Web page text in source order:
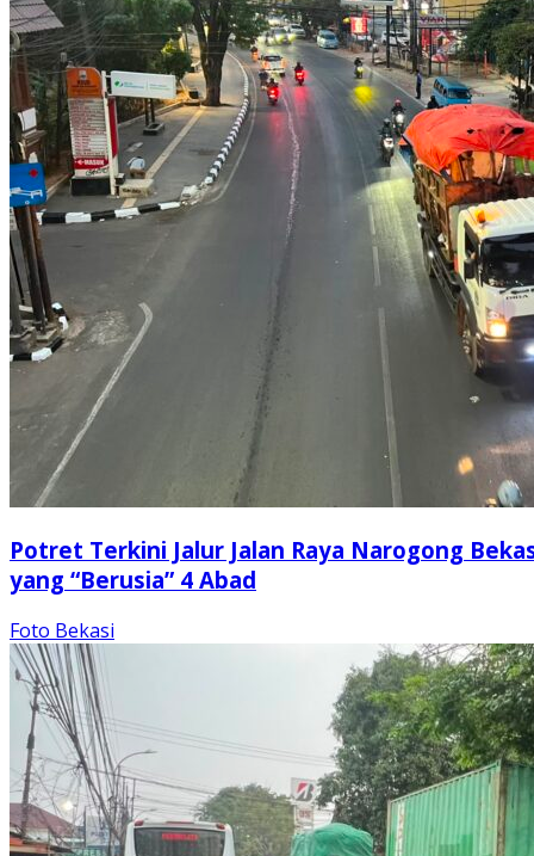
Potret Terkini Jalur Jalan Raya Narogong
yang “Berusia” 4 Abad
Foto Bekasi